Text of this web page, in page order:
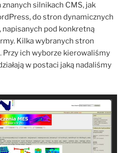
silnikach CMS, jak
do stron dynamicznych
napisanych pod konkretną
Kilka wybranych stron
ich wyborze kierowaliśmy
w postaci jaką nadaliśmy